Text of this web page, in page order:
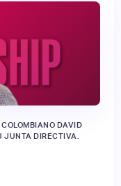
DAVID
JUNTA DIRECTIVA.